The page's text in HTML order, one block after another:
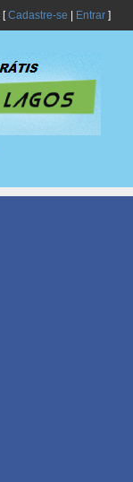
[Cadastre-se Entrar]